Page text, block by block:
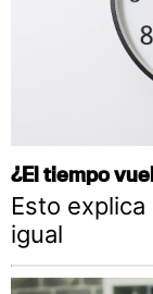
¿El tiempo
Esto
igual